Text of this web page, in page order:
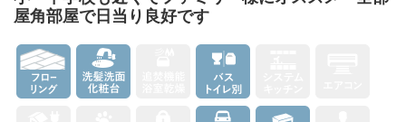
屋角部屋で日当り良好です